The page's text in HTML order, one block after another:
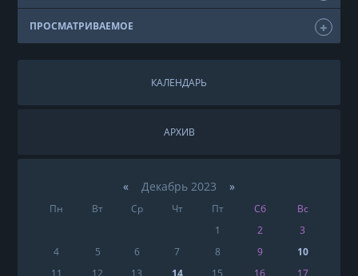
ПРОСМАТРИВАЕМОЕ
КАЛЕНДАРЬ
АРХИВ
«Декабрь 2023 »
Пн Вт Ср Чт Пт Сб
Вс
1
2
3
4
5 6 7 8 9
10